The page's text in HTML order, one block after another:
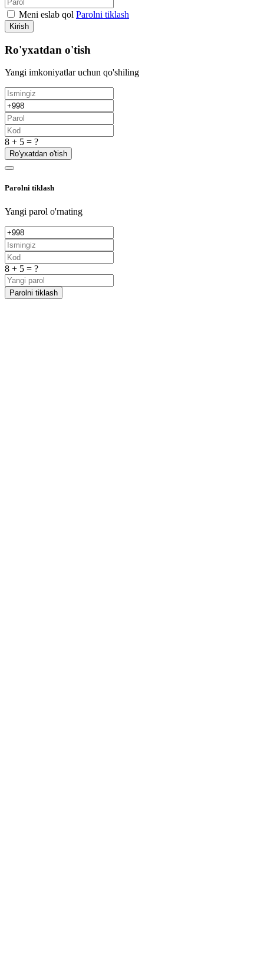
Meni eslab qol Parolni tiklash
Kirish
Ro'yxatdan o'tish
Yangi imkoniyatlar uchun qo'shiling
8 + 5 = ?
Ro'yxatdan o'tish
Parolni tiklash
Yangi parol o'rnating
8 + 5 = ?
Parolni tiklash